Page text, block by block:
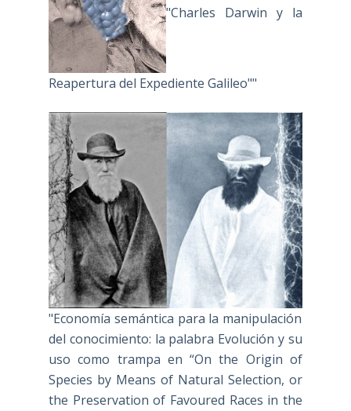
"Charles Darwin y la
Reapertura del Expediente Galileo""
"Economía semántica para la manipulación
del conocimiento: la palabra Evolución y su
uso como trampa en “On the Origin of
Species by Means of Natural Selection, or
the Preservation of Favoured Races in the